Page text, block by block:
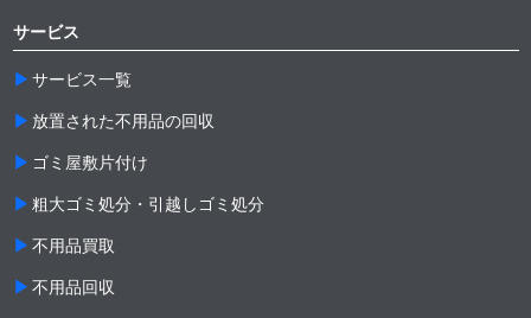
サービス
サービス一覧
放置された不用品の回収
ゴミ屋敷片付け
粗大ゴミ処分・引越しゴミ処分
不用品買取
不用品回収